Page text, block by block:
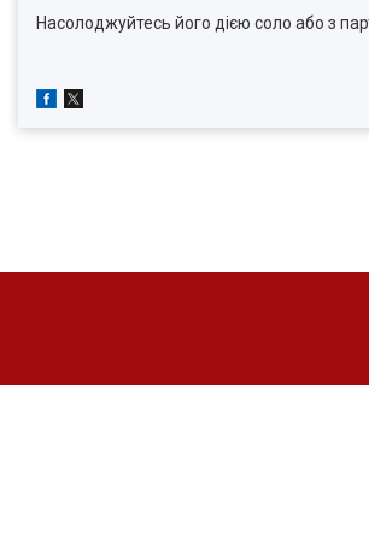
Насолоджуйтесь його дією соло або з